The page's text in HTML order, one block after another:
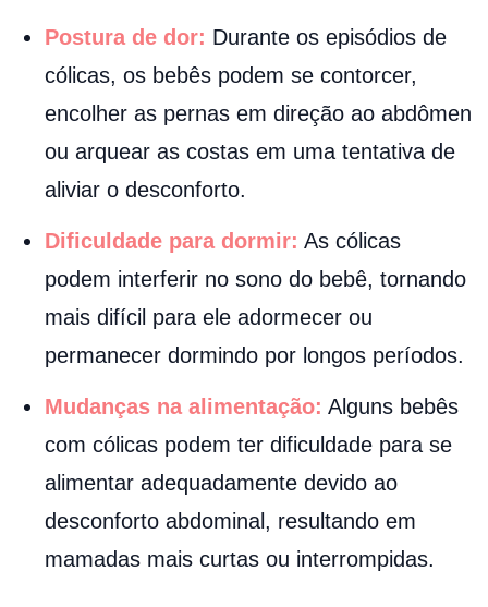
Postura de dor: Durante os episódios de
cólicas, os bebês podem se contorcer,
encolher as pernas em direção ao abdômen
ou arquear as costas em uma tentativa de
aliviar o desconforto.
Dificuldade para dormir: As cólicas
podem interferir no sono do bebê, tornando
mais difícil para ele adormecer ou
permanecer dormindo por longos períodos.
Mudanças na alimentação: Alguns bebês
com cólicas podem ter dificuldade para se
alimentar adequadamente devido ao
desconforto abdominal, resultando em
mamadas mais curtas ou interrompidas.